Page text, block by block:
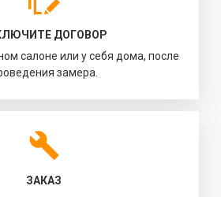
ДОГОВОР
салоне или у себя дома, после
замера.
ЗАКАЗ